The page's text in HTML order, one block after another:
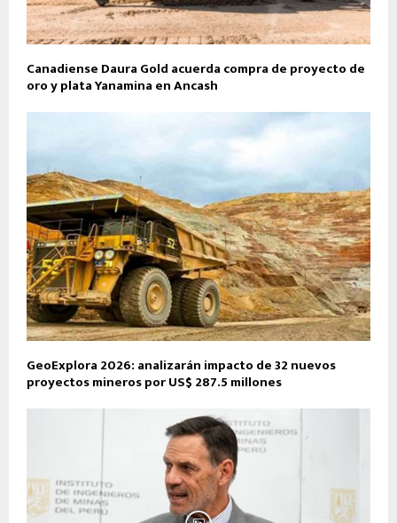
Canadiense Daura Gold acuerda compra de proyecto de
oro y plata Yanamina en Ancash
GeoExplora 2026: analizarán impacto de 32 nuevos
proyectos mineros por US$ 287.5 millones